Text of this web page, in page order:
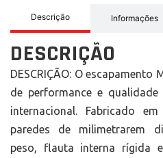
Descrição Informações
DESCRIÇÃO
DESCRIÇÃO: O
de performance e
internacional. Fabricado
paredes de milimetrarem
peso, flauta interna rígida